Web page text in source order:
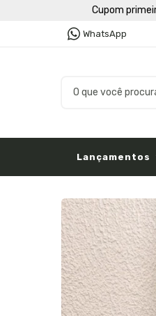
Cupom
WhatsApp
Lançamentos